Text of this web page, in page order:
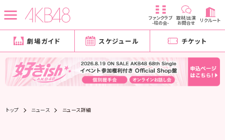
ファンクラブ
-柱の会-
取材/出演
お問合せ リクルート
劇場ガイド スケジュール チケット
トップ ニュース ニュース詳細